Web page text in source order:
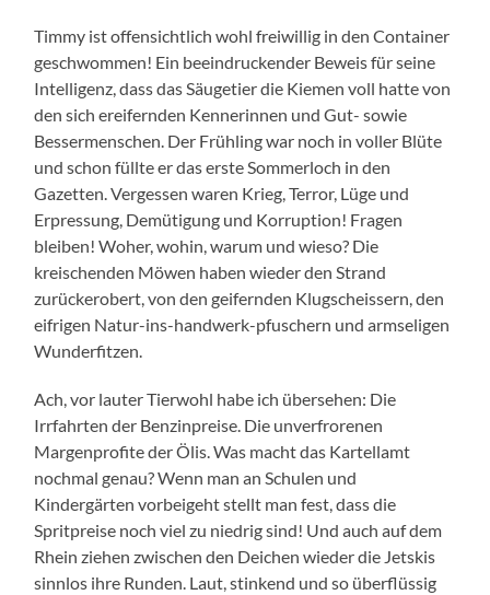
Timmy ist offensichtlich wohl freiwillig in den Container
geschwommen! Ein beeindruckender Beweis für seine
Intelligenz, dass das Säugetier die Kiemen voll hatte von
den sich ereifernden Kennerinnen und Gut- sowie
Bessermenschen. Der Frühling war noch in voller Blüte
und schon füllte er das erste Sommerloch in den
Gazetten. Vergessen waren Krieg, Terror, Lüge und
Erpressung, Demütigung und Korruption! Fragen
bleiben! Woher, wohin, warum und wieso? Die
kreischenden Möwen haben wieder den Strand
zurückerobert, von den geifernden Klugscheissern, den
eifrigen Natur-ins-handwerk-pfuschern und armseligen
Wunderfitzen.
Ach, vor lauter Tierwohl habe ich übersehen: Die
Irrfahrten der Benzinpreise. Die unverfrorenen
Margenprofite der Ölis. Was macht das Kartellamt
nochmal genau? Wenn man an Schulen und
Kindergärten vorbeigeht stellt man fest, dass die
Spritpreise noch viel zu niedrig sind! Und auch auf dem
Rhein ziehen zwischen den Deichen wieder die Jetskis
sinnlos ihre Runden. Laut, stinkend und so überflüssig